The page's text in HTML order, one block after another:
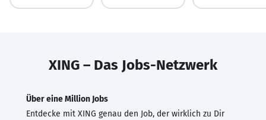
XING – Das Jobs-Netzwerk
Über eine Million Jobs
Entdecke mit XING genau den Job, der wirklich zu Dir